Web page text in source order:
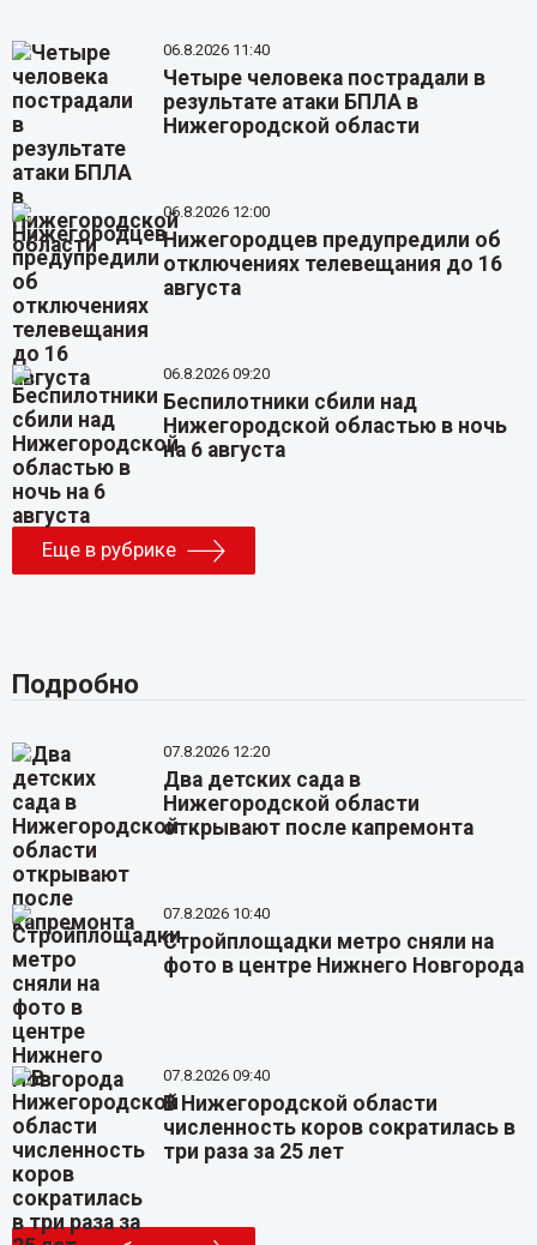
06.8.2026 11:40
Четыре человека пострадали в
результате атаки БПЛА в
Нижегородской области
06.8.2026 12:00
Нижегородцев предупредили об
отключениях телевещания до 16
августа
06.8.2026 09:20
Беспилотники сбили над
Нижегородской областью в ночь
на 6 августа
Еще в рубрике
Подробно
07.8.2026 12:20
Два детских сада в
Нижегородской области
открывают после капремонта
07.8.2026 10:40
Стройплощадки метро сняли на
фото в центре Нижнего Новгорода
07.8.2026 09:40
В Нижегородской области
численность коров сократилась в
три раза за 25 лет